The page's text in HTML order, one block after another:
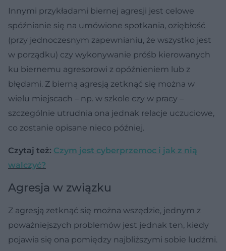
Innymi przykładami biernej agresji jest celowe
spóźnianie się na umówione spotkania, oziębłość
(przy jednoczesnym zapewnianiu, że wszystko jest
w porządku) czy wykonywanie próśb kierowanych
ku biernemu agresorowi z opóźnieniem lub z
błędami. Z bierną agresją zetknąć się można w
wielu miejscach – np. w szkole czy w pracy –
szczególnie utrudnia ona jednak relacje uczuciowe,
co zostanie opisane nieco później.
Czytaj też: Czym jest cyberprzemoc i jak z nią
walczyć?
Agresja w związku
Z agresją zetknąć się można wszędzie, jednym z
poważniejszych problemów jest jednak ten, kiedy
pojawia się ona pomiędzy najbliższymi sobie ludźmi.